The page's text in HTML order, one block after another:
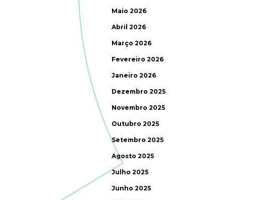
Maio 2026
Abril 2026
Março 2026
Fevereiro 2026
Janeiro 2026
Dezembro 2025
Novembro 2025
Outubro 2025
Setembro 2025
Agosto 2025
Julho 2025
Junho 2025